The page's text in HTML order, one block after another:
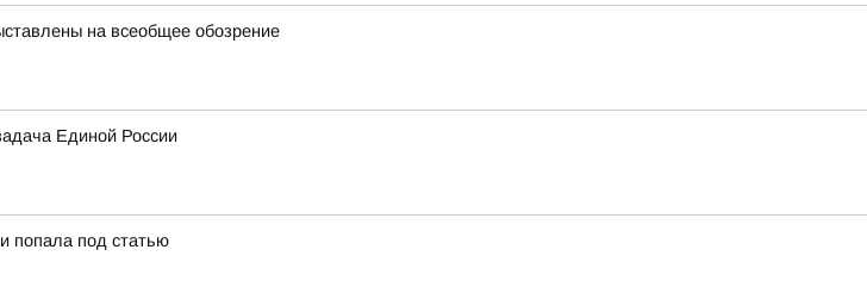
на всеобщее обозрение
Единой России
попала под статью